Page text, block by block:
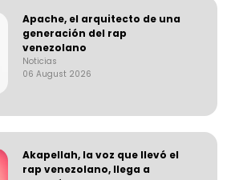
Apache, el arquitecto de una
generación del rap
venezolano
Noticias
06 August 2026
Akapellah, la voz que llevó el
rap venezolano, llega a